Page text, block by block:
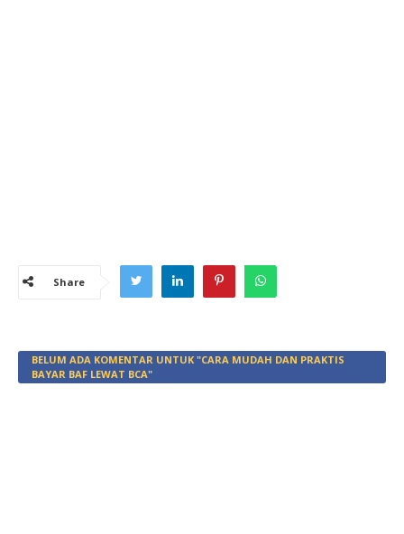
Share
BELUM ADA KOMENTAR UNTUK "CARA MUDAH DAN PRAKTIS
BAYAR BAF LEWAT BCA"